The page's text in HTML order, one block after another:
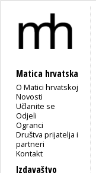
Matica hrvatska
O Matici hrvatskoj
Novosti
Učlanite se
Odjeli
Ogranci
Društva prijatelja i
partneri
Kontakt
Izdavaštvo